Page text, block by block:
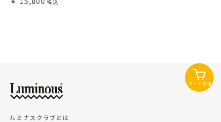
カート追加
ルミナスクラブとは